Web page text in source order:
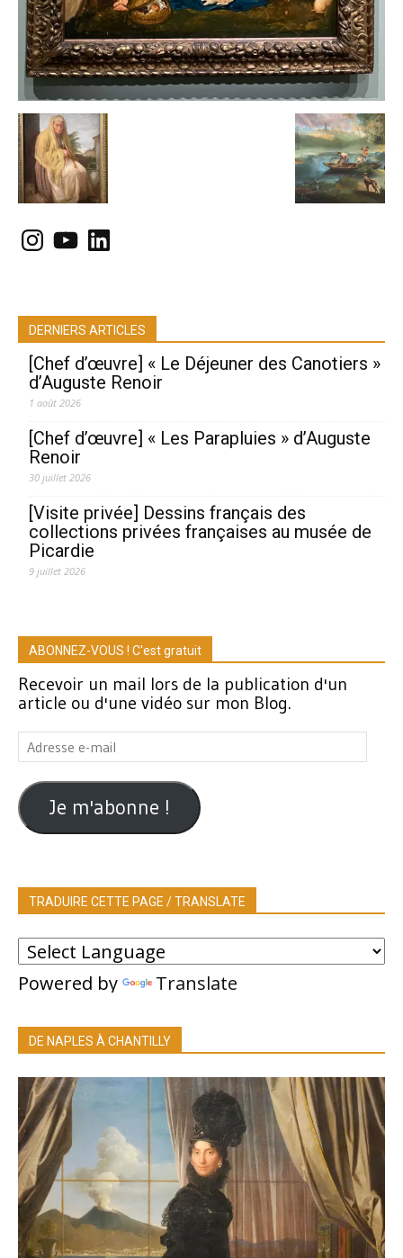
Instagram
YouTubeLinkedIn
DERNIERS ARTICLES
[Chef d’œuvre] « Le Déjeuner des Canotiers »
d’Auguste Renoir
1 août 2026
[Chef d’œuvre] « Les Parapluies » d’Auguste
Renoir
30 juillet 2026
[Visite privée] Dessins français des
collections privées françaises au musée de
Picardie
9 juillet 2026
ABONNEZ-VOUS ! C'est gratuit
Recevoir un mail lors de la publication d'un
article ou d'une vidéo sur mon Blog.
Adresse
e-
mail
Je m'abonne !
TRADUIRE CETTE PAGE / TRANSLATE
Powered by Translate
DE NAPLES À CHANTILLY